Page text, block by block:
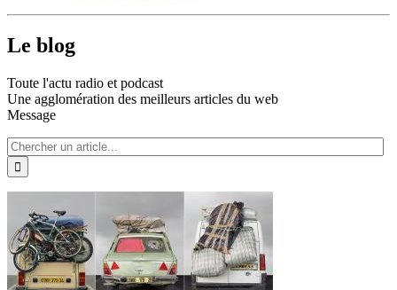
Le blog
Toute l'actu radio et podcast
Une agglomération des meilleurs articles du web
Message